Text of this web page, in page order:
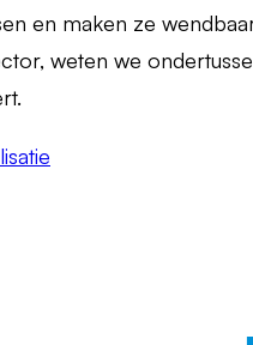
en maken ze
weten we